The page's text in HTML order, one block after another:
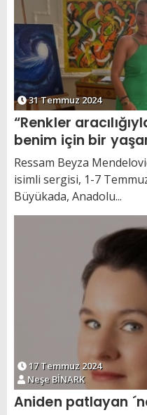
31 Temmuz 2024
“Renkler
benim için bir
Ressam Beyza
isimli sergisi, 1-7
Büyükada, Anadolu...
17 Temmuz 2024
Neşe BİNARK
Aniden patlayan